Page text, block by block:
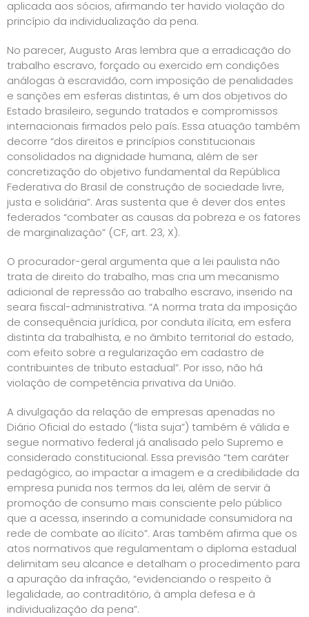
aplicada aos sócios, afirmando ter havido violação do
princípio da individualização da pena.
No parecer, Augusto Aras lembra que a erradicação do
trabalho escravo, forçado ou exercido em condições
análogas à escravidão, com imposição de penalidades
e sanções em esferas distintas, é um dos objetivos do
Estado brasileiro, segundo tratados e compromissos
internacionais firmados pelo país. Essa atuação também
decorre “dos direitos e princípios constitucionais
consolidados na dignidade humana, além de ser
concretização do objetivo fundamental da República
Federativa do Brasil de construção de sociedade livre,
justa e solidária”. Aras sustenta que é dever dos entes
federados “combater as causas da pobreza e os fatores
de marginalização” (CF, art. 23, X).
O procurador-geral argumenta que a lei paulista não
trata de direito do trabalho, mas cria um mecanismo
adicional de repressão ao trabalho escravo, inserido na
seara fiscal-administrativa. “A norma trata da imposição
de consequência jurídica, por conduta ilícita, em esfera
distinta da trabalhista, e no âmbito territorial do estado,
com efeito sobre a regularização em cadastro de
contribuintes de tributo estadual”. Por isso, não há
violação de competência privativa da União.
A divulgação da relação de empresas apenadas no
Diário Oficial do estado (“lista suja”) também é válida e
segue normativo federal já analisado pelo Supremo e
considerado constitucional. Essa previsão “tem caráter
pedagógico, ao impactar a imagem e a credibilidade da
empresa punida nos termos da lei, além de servir à
promoção de consumo mais consciente pelo público
que a acessa, inserindo a comunidade consumidora na
rede de combate ao ilícito”. Aras também afirma que os
atos normativos que regulamentam o diploma estadual
delimitam seu alcance e detalham o procedimento para
a apuração da infração, “evidenciando o respeito à
legalidade, ao contraditório, à ampla defesa e à
individualização da pena”.